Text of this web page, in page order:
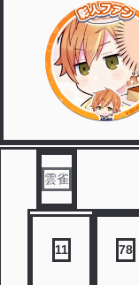
雲雀
11 78